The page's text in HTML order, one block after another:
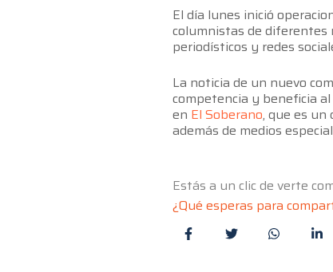
El día lunes inició
columnistas de diferentes
periodísticos y redes
La noticia de un nuevo
competencia y beneficia
en El Soberano, que es un
además de medios
Estás a un clic de verte
¿Qué esperas para